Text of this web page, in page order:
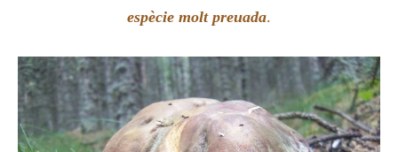
espècie molt preuada.